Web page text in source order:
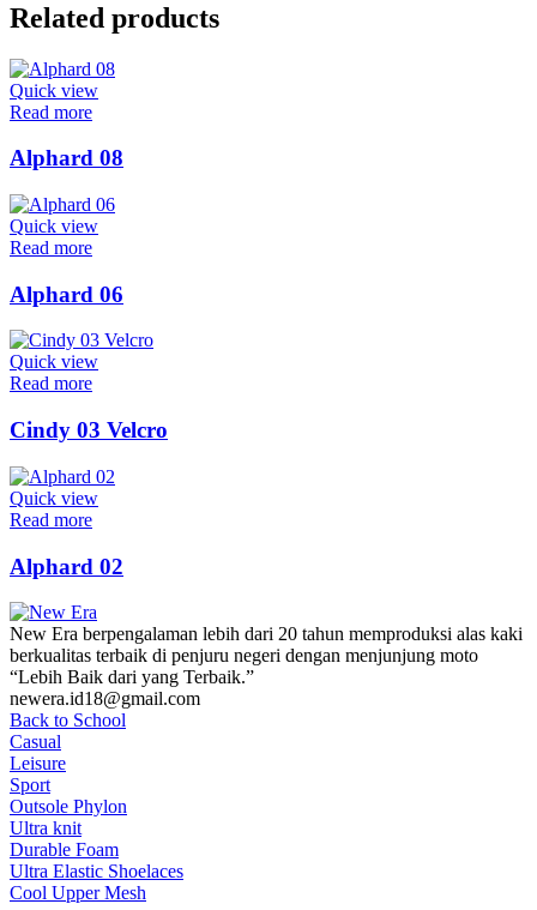
Related products
Quick view
Read more
Alphard 08
Quick view
Read more
Alphard 06
Quick view
Read more
Cindy 03 Velcro
Quick view
Read more
Alphard 02
New Era berpengalaman lebih dari 20 tahun memproduksi alas kaki
berkualitas terbaik di penjuru negeri dengan menjunjung moto
“Lebih Baik dari yang Terbaik.”
newera.id18@gmail.com
Back to School
Casual
Leisure
Sport
Outsole Phylon
Ultra knit
Durable Foam
Ultra Elastic Shoelaces
Cool Upper Mesh